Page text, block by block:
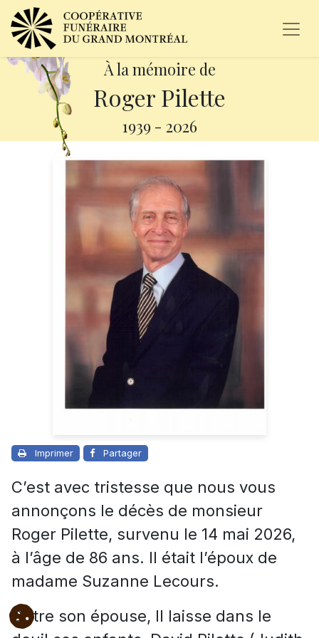
À la mémoire de
Roger Pilette
1939 - 2026
Imprimer Partager
C’est avec tristesse que nous vous
annonçons le décès de monsieur
Roger Pilette, survenu le 14 mai 2026,
à l’âge de 86 ans. Il était l’époux de
madame Suzanne Lecours.
Outre son épouse, Il laisse dans le